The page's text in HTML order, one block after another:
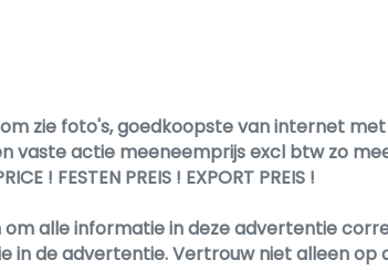
zie foto's, goedkoopste van internet met
vaste actie meeneemprijs excl btw zo
! FESTEN PREIS ! EXPORT PREIS !
alle informatie in deze advertentie
de advertentie. Vertrouw niet alleen